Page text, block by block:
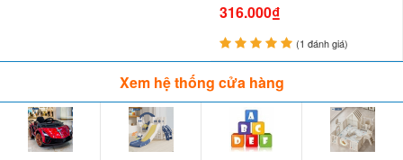
316.000₫
(1 đánh giá)
Xem hệ thống cửa hàng